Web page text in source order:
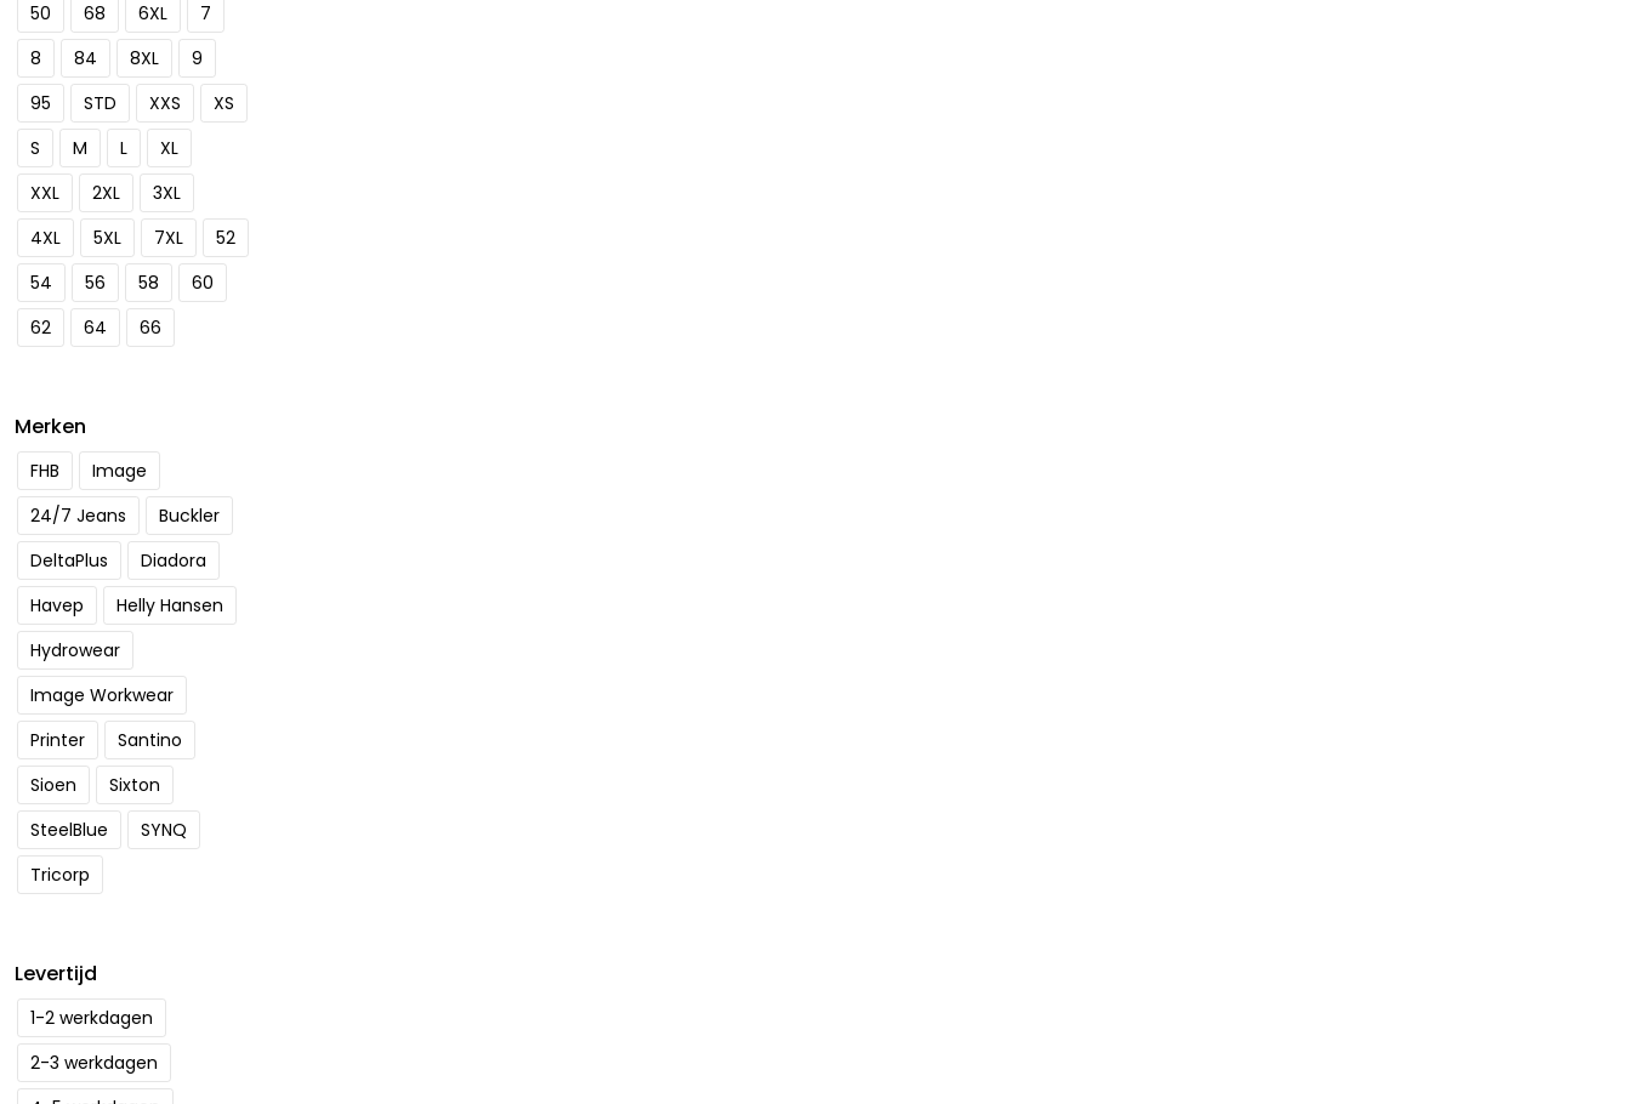
50
68 6XL
7
8
84 8XL
9
95
STD XXS
XS
S
M L
XL
XXL
2XL
3XL
4XL
5XL 7XL
52
54
56 58
60
62
64 66
Merken
FHB
Image
24/7 Jeans
Buckler
DeltaPlus
Diadora
Havep
Helly Hansen
Hydrowear
Image Workwear
Printer
Santino
Sioen
Sixton
SteelBlue
SYNQ
Tricorp
Levertijd
1-2 werkdagen
2-3 werkdagen